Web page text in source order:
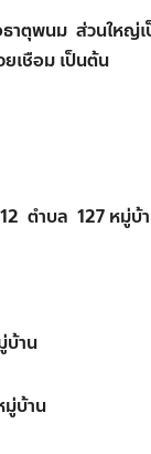
าตุพนม ส่วนใหญ่
เชือม เป็นต้น
ตำบล 127 หมู่บ้
าน
บ้าน